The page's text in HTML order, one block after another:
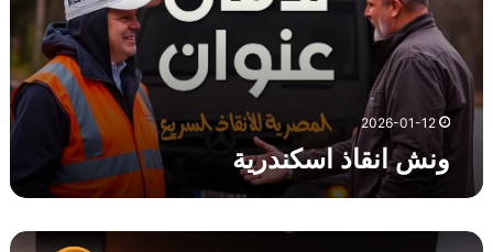
ك
ر
2026-01-12
ونش انقاذ اسكندرية
و